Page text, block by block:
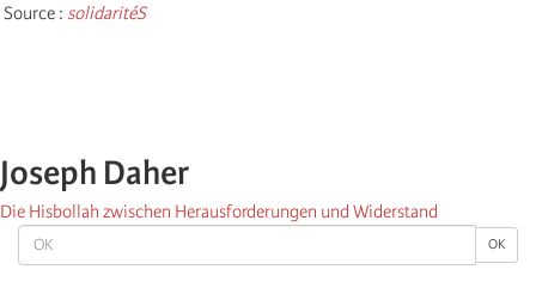
OK OK
Source : solidaritéS
Joseph Daher
Die Hisbollah zwischen Herausforderungen und Widerstand